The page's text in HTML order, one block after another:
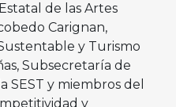
de las Artes
Carignan,
y Turismo
Subsecretaría de
SEST y miembros del
y